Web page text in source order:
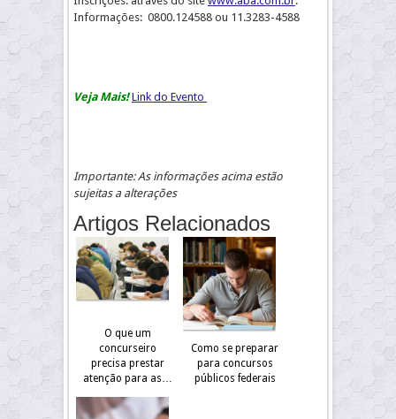
Informações: 0800.124588 ou 11.3283-4588
Veja Mais! Link do Evento
Importante: As informações acima estão
sujeitas a alterações
Artigos Relacionados
O que um
concurseiro
precisa prestar
atenção para as…
Como se preparar
para concursos
públicos federais